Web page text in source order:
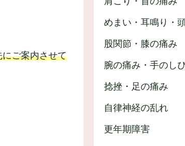
ご案内させて
めまい・耳鳴り・
股関節・膝の痛み
腕の痛み・手のし
捻挫・足の痛み
自律神経の乱れ
更年期障害